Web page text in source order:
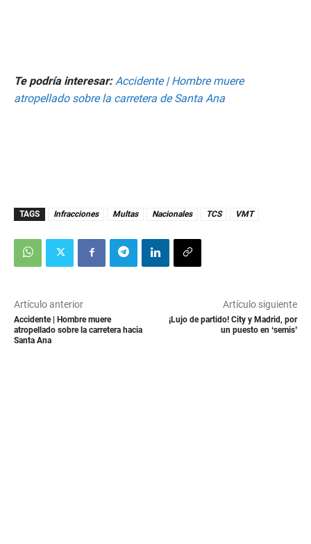
Te podría interesar:Accidente | Hombre muere
atropellado sobre la carretera de Santa Ana
TAGS Infracciones Multas Nacionales TCS VMT
Artículo anterior
Accidente | Hombre muere
atropellado sobre la carretera hacia
Santa Ana
Artículo siguiente
¡Lujo de partido! City y Madrid, por
un puesto en ‘semis’